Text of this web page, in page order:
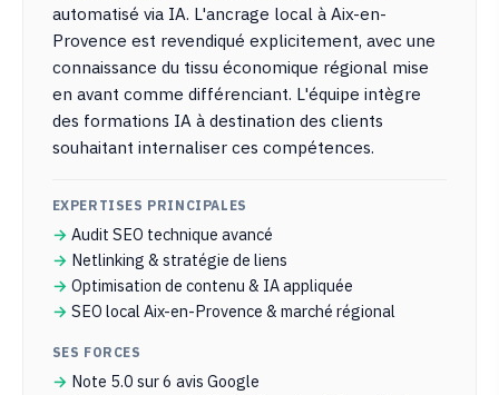
automatisé via IA. L'ancrage local à Aix-en-
Provence est revendiqué explicitement, avec une
connaissance du tissu économique régional mise
en avant comme différenciant. L'équipe intègre
des formations IA à destination des clients
souhaitant internaliser ces compétences.
EXPERTISES PRINCIPALES
Audit SEO technique avancé
Netlinking & stratégie de liens
Optimisation de contenu & IA appliquée
SEO local Aix-en-Provence & marché régional
SES FORCES
Note 5.0 sur 6 avis Google